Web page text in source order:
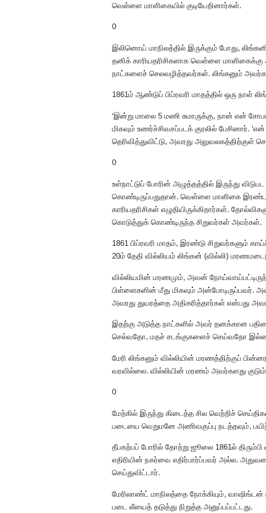
வெள்ளை மாளிகையில் குடியேறினார்கள்.
0
இலினொய் மாநிலத்தில் இருக்கும் போது,
தனிக் காரியதரிசிகளாக வெள்ளை
நாட்களைச் செலவழித்தவர்கள். லிங்கனும்
1861ம் ஆண்டுப் பிப்ரவரி மாதத்தில் ஒரு நாள்
‘இன்று மாலை 5 மணி சுமாருக்கு, நான் என்
மிகவும் உணர்ச்சிவசப்படக் குரலில்
தெரிவித்துவிட்டு, அவரது அலுவலகத்திற்குள்
0
உள்நாட்டுப் போரின் அழுத்தத்தில் இருந்து
கொண்டிருப்பதுதான். வெள்ளை மாளிகை
காரியதரிசிகள் எழுதியிருக்கிறார்கள்.
கொடுத்துக் கொண்டிருந்த சிறுவர்கள் அவர்கள்.
1861 பிப்ரவரி மாதம், இரண்டு சிறுவர்களும்
20ம் தேதி வில்லியம் லிங்கன் (வில்லி)
வில்லியமின் மரணமும், அவன்
பிள்ளைகளின் மீது மிகவும் அன்போடிருப்பவர்.
அவரது துயரத்தை அதிகரித்தார்கள் என்பது
இதற்கு அடுத்த நாட்களில் அவர் தனக்கான
செல்வதோ, மதச் சடங்குகளைச் செய்வதோ
மேரி லிங்கனும் வில்லியின் மரணத்திற்குப்
வரவில்லை. வில்லியின் மரணம் அவர்களது
0
மேற்கில் இருந்து கிடைத்த சில வெற்றிச்
படையை வெறுமனே அணிவகுப்பு நடத்தவும்,
தீபகற்பப் போரில் தோற்று ஜூலை 1861ல்
எதிரியின் நகர்வை எதிர்பார்ப்பவர் அல்ல.
செய்துவிட்டார்.
மேரிலாண்ட் மாநிலத்தை நோக்கியும்,
படை லீயைத் தடுத்து நிறுத்த அனுப்பப்பட்டது.